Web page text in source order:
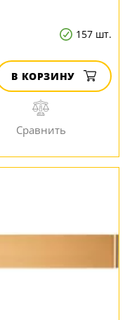
157 шт.
В КОРЗИНУ